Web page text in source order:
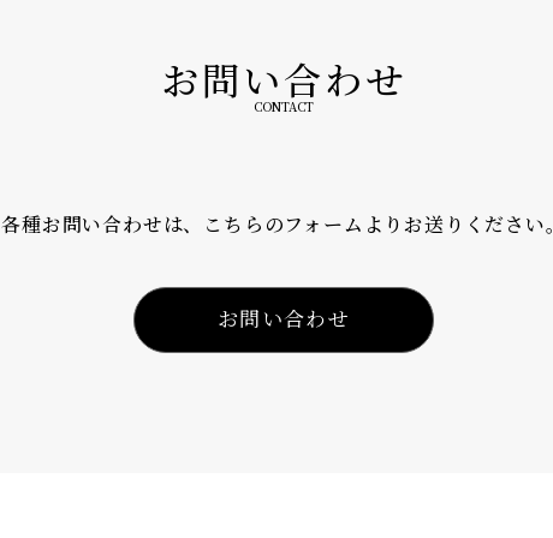
お問い合わせ
CONTACT
各種お問い合わせは、こちらのフォームよりお送りください
お問い合わせ